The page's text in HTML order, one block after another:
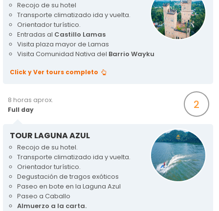
Recojo de su hotel
Transporte climatizado ida y vuelta.
Orientador turístico.
Entradas al Castillo Lamas
Visita plaza mayor de Lamas
Visita Comunidad Nativa del Barrio Wayku
Click y Ver tours completo
8 horas aprox.
Full day
2
TOUR LAGUNA AZUL
Recojo de su hotel.
Transporte climatizado ida y vuelta.
Orientador turístico.
Degustación de tragos exóticos
Paseo en bote en la Laguna Azul
Paseo a Caballo
Almuerzo a la carta.